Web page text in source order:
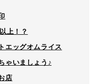
上！？
エッグオムライス
ゃいましょう♪
店